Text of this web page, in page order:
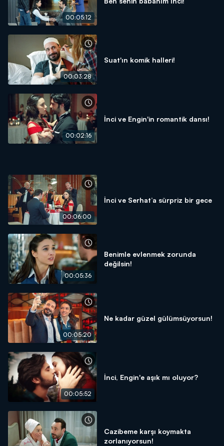
00:05:12
00:03:28
Suat'ın komik halleri!
00:02:16
İnci ve Engin'in romantik dansı!
00:06:00
İnci ve Serhat’a sürpriz bir gece
00:05:36
Benimle evlenmek zorunda
değilsin!
00:05:20
Ne kadar güzel gülümsüyorsun!
00:05:52
İnci, Engin'e aşık mı oluyor?
Cazibeme karşı koymakta
zorlanıyorsun!